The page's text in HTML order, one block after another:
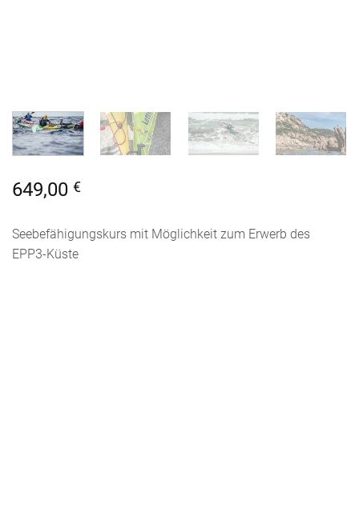
649,00 €
Seebefähigungskurs mit Möglichkeit zum Erwerb des
EPP3-Küste